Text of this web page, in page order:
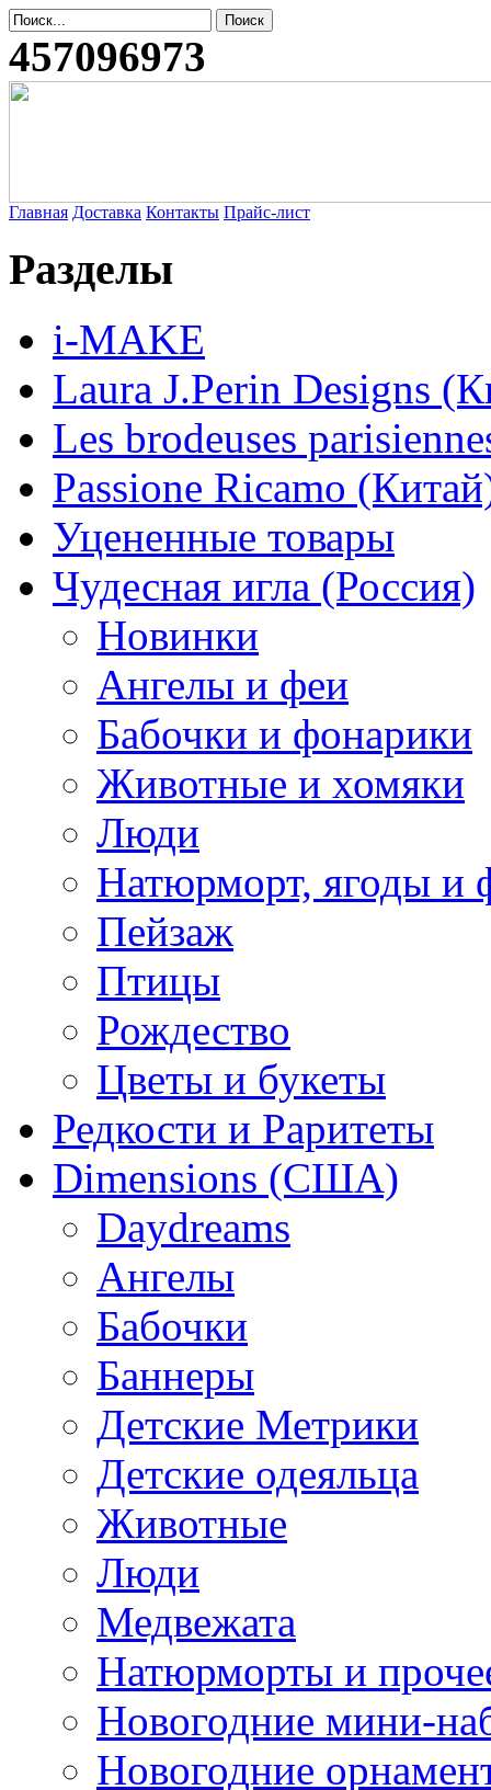
457096973
Главная Доставка Контакты Прайс-лист
Разделы
i-MAKE
Laura J.Perin Designs
Les brodeuses
Passione Ricamo
Уцененные товары
Чудесная игла (Россия)
Новинки
Ангелы и феи
Бабочки и фонарики
Животные и хомяки
Люди
Натюрморт, ягоды и
Пейзаж
Птицы
Рождество
Цветы и букеты
Редкости и Раритеты
Dimensions (США)
Daydreams
Ангелы
Бабочки
Баннеры
Детские Метрики
Детские одеяльца
Животные
Люди
Медвежата
Натюрморты и
Новогодние мини-
Новогодние